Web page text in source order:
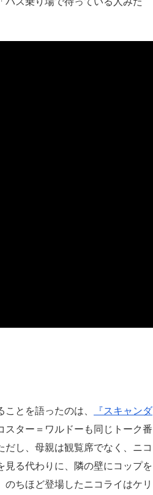
とを語ったのは、
『スキャンダ
ター＝ワルドーも同じトーク番
し、母親は観覧席でなく、ニコ
る代わりに、隣の壁にコップを
ちほど登場したニコライはケリ